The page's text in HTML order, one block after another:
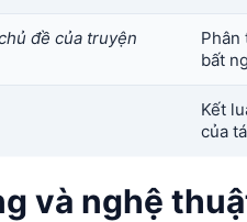
đề của truyện
Phân
bất
Kết
của
và nghệ